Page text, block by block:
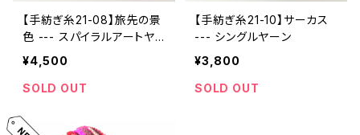
【手紡ぎ糸21-08】旅先の景
色 --- スパイラルアートヤ
ーン
¥4,500
SOLD OUT
【手紡ぎ糸21-10】サーカス
--- シングルヤーン
¥3,800
SOLD OUT